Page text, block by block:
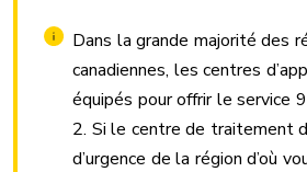
Dans la grande majorité des
canadiennes, les centres
équipés pour offrir le service
2. Si le centre de traitement
d’urgence de la région d’où